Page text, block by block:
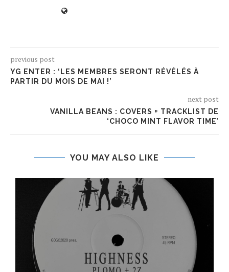
previous post
YG ENTER : ‘LES MEMBRES SERONT RÉVÉLÉS À
PARTIR DU MOIS DE MAI !’
next post
VANILLA BEANS : COVERS + TRACKLIST DE
‘CHOCO MINT FLAVOR TIME’
YOU MAY ALSO LIKE